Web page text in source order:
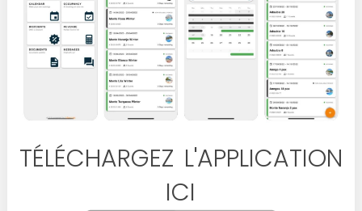
TÉLÉCHARGEZ L'APPLICATION
ICI